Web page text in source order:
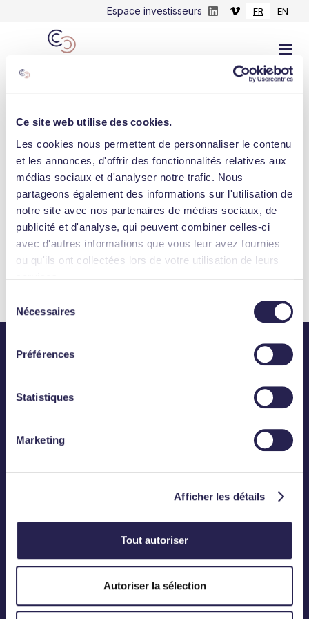
Ce site web utilise des cookies.
Les cookies nous permettent de personnaliser le contenu
et les annonces, d'offrir des fonctionnalités relatives aux
médias sociaux et d'analyser notre trafic. Nous
partageons également des informations sur l'utilisation de
notre site avec nos partenaires de médias sociaux, de
publicité et d'analyse, qui peuvent combiner celles-ci
avec d'autres informations que vous leur avez fournies
ou qu'ils ont collectées lors de votre utilisation de leurs
Nécessaires
Préférences
Statistiques
Marketing
Afficher les détails
Tout autoriser
Autoriser la sélection
Espace investisseurs FR EN
LINKEDIN
L’innovation au service d’organisations
vertueuses ! Félicitations aux équipes de
ANRH, qui ont été ...
November 10, 2022
Consulter l'actualité
01 83 75 50 00
BUREAU
12, Rond-Point des Champs-Elysées
75008 Paris